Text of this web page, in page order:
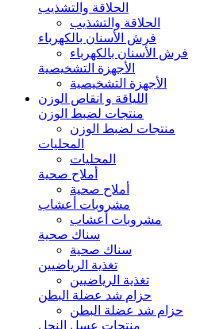
الحلاقة والتشذيب
الحلاقة والتشذيب
فرش الأسنان بالكهرباء
فرش الأسنان بالكهرباء
الأجهزة التشخيصية
الأجهزة التشخيصية
اللياقة و انقاص الوزن
منتجات لضبط الوزن
منتجات لضبط الوزن
المحليات
المحليات
أملاح صحية
أملاح صحية
مشروبات أعشاب
مشروبات أعشاب
سناك صحية
سناك صحية
تغذية الرياضيين
تغذية الرياضيين
حزام شد عضلة البطن
حزام شد عضلة البطن
منتجات عسل النحل